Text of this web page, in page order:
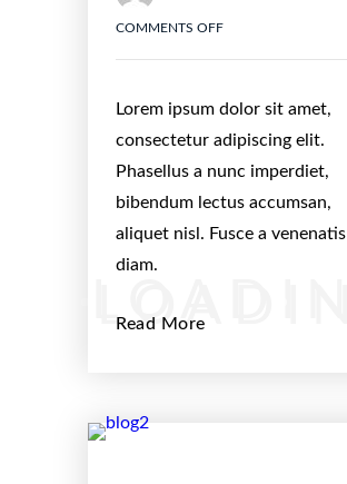
COMMENTS OFF
Lorem ipsum dolor sit amet,
consectetur adipiscing elit.
Phasellus a nunc imperdiet,
bibendum lectus accumsan,
aliquet nisl. Fusce a venenatis
diam.
Read More